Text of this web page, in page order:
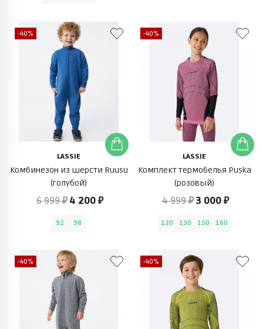
-40%
LASSIE
Комбинезон из шерсти Ruusu
(голубой)
6 999 ₽ 4 200 ₽
92 98
-40%
LASSIE
Комплект термобелья Puska
(розовый)
4 999 ₽3 000 ₽
120 130 150 160
-40% -40%